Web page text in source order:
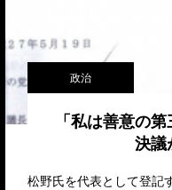
政治
「私は善意の
決議
松野氏を代表として登記